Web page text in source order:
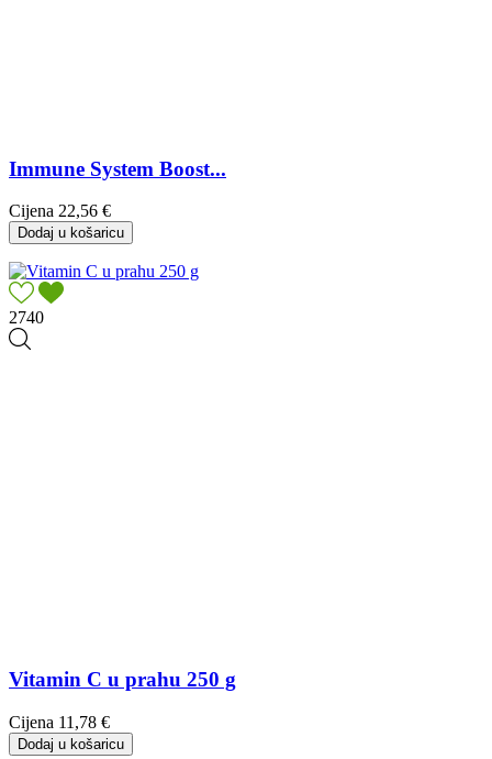
Immune System Boost...
Cijena 22,56 €
Dodaj u košaricu
2740
Vitamin C u prahu 250 g
Cijena 11,78 €
Dodaj u košaricu